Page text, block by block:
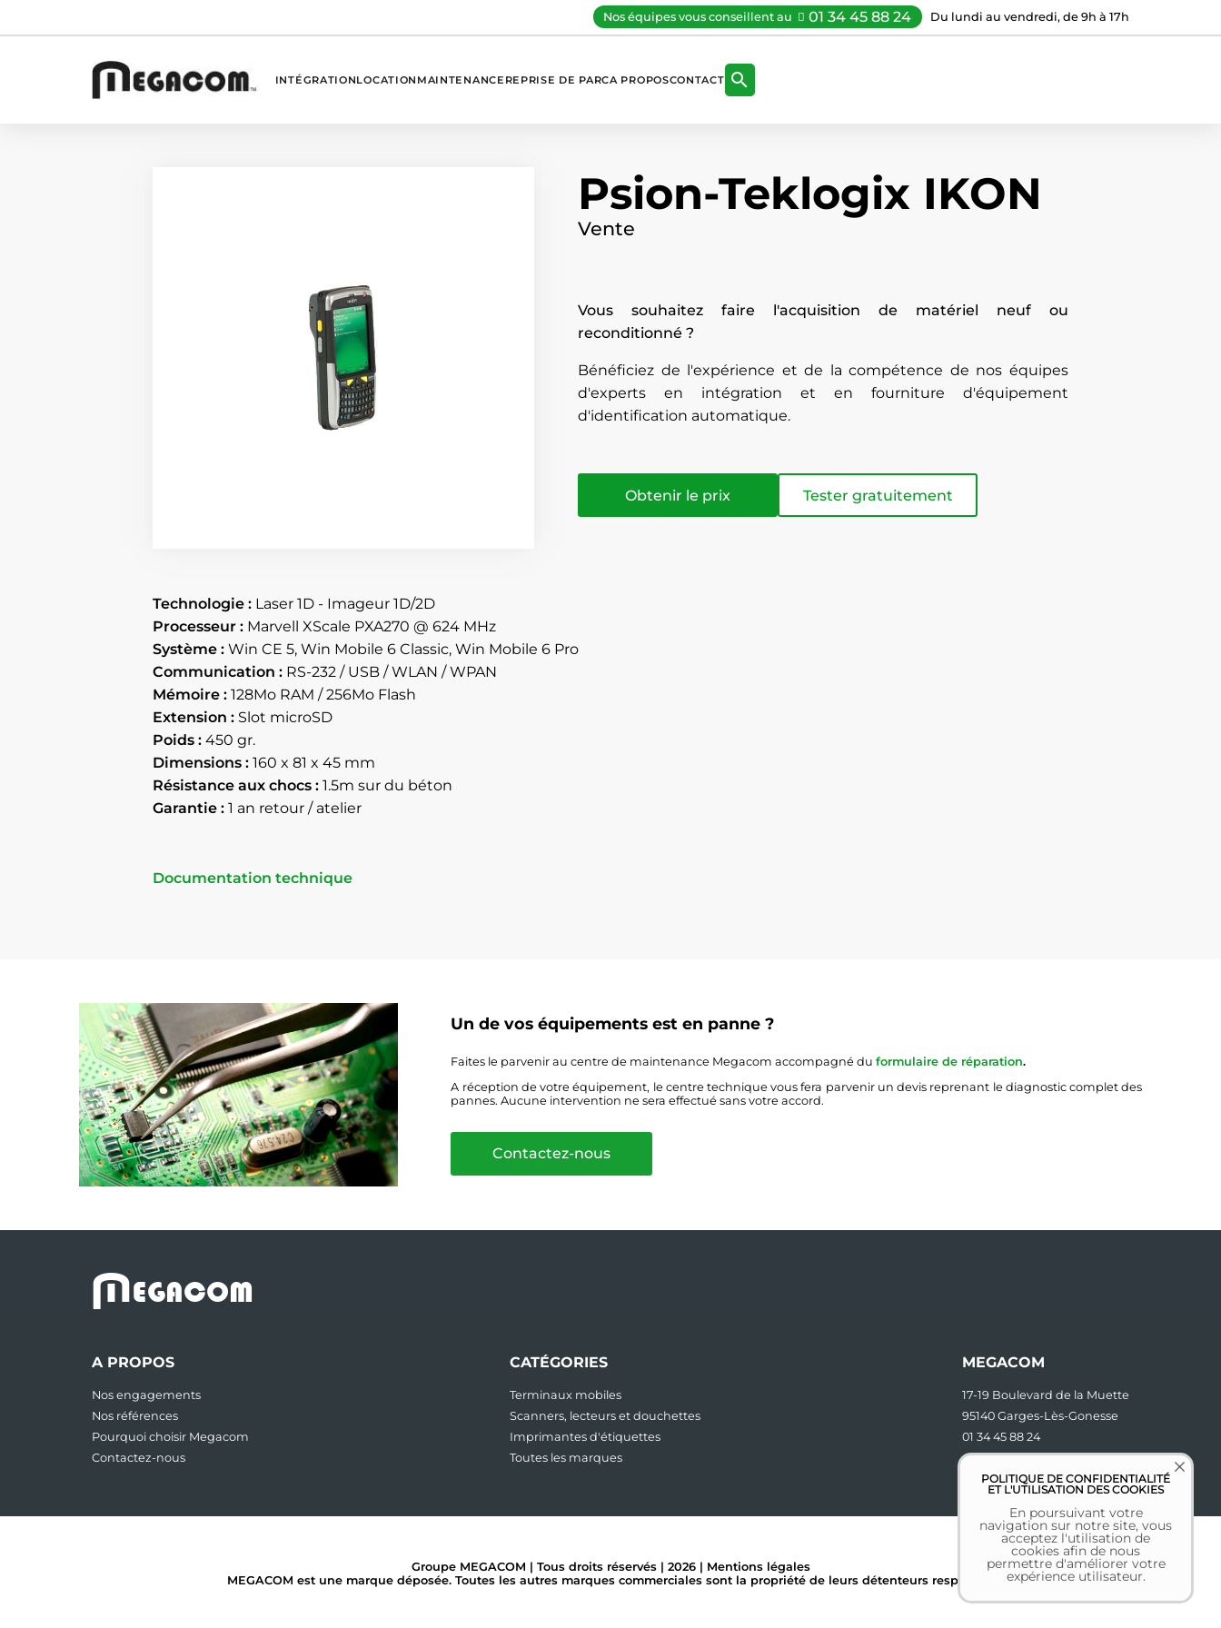
Nos équipes vous conseillent au 01 34 45 88 24 Du lundi au vendredi, de 9h à 17h
INTÉGRATIONLOCATION MAINTENANCE REPRISE DE PARCA PROPOSCONTACT 
Psion-Teklogix IKON
Vente
Vous souhaitez faire l'acquisition de matériel neuf ou
reconditionné ?
Bénéficiez de l'expérience et de la compétence de nos équipes
d'experts en intégration et en fourniture d'équipement
d'identification automatique.
Obtenir le prix Tester gratuitement
Technologie : Laser 1D - Imageur 1D/2D
Processeur : Marvell XScale PXA270 @ 624 MHz
Système : Win CE 5, Win Mobile 6 Classic, Win Mobile 6 Pro
Communication : RS-232 / USB / WLAN / WPAN
Mémoire : 128Mo RAM / 256Mo Flash
Extension : Slot microSD
Poids : 450 gr.
Dimensions : 160 x 81 x 45 mm
Résistance aux chocs : 1.5m sur du béton
Garantie : 1 an retour / atelier
Documentation technique
Un de vos équipements est en panne ?
Faites le parvenir au centre de maintenance Megacom accompagné duformulaire de réparation.
A réception de votre équipement, le centre technique vous fera parvenir un devis reprenant le diagnostic complet des
pannes. Aucune intervention ne sera effectué sans votre accord.
Contactez-nous
MEGACOM
A PROPOS
Nos engagements
Nos références
Pourquoi choisir Megacom
Contactez-nous
CATÉGORIES
Terminaux mobiles
Scanners, lecteurs et douchettes
Imprimantes d'étiquettes
Toutes les marques
MEGACOM
17-19 Boulevard de la Muette
95140 Garges-Lès-Gonesse
01 34 45 88 24
contact [at] megacom.fr
POLITIQUE DE CONFIDENTIALITÉ
ET L'UTILISATION DES COOKIES
En poursuivant votre
navigation sur notre site, vous
acceptez l'utilisation de
cookies afin de nous
permettre d'améliorer votre
expérience utilisateur.
Groupe MEGACOM | Tous droits réservés | 2026 | Mentions légales
MEGACOM est une marque déposée. Toutes les autres marques commerciales sont la propriété de leurs détenteurs respectifs.